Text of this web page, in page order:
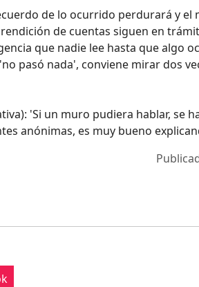
de lo ocurrido perdurará y
de cuentas siguen en
que nadie lee hasta que algo
pasó nada', conviene mirar dos
'Si un muro pudiera hablar, se
anónimas, es muy bueno